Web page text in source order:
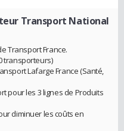
Transport National
Transport France.
transporteurs)
Lafarge France (Santé,
pour les 3 lignes de Produits
diminuer les coûts en